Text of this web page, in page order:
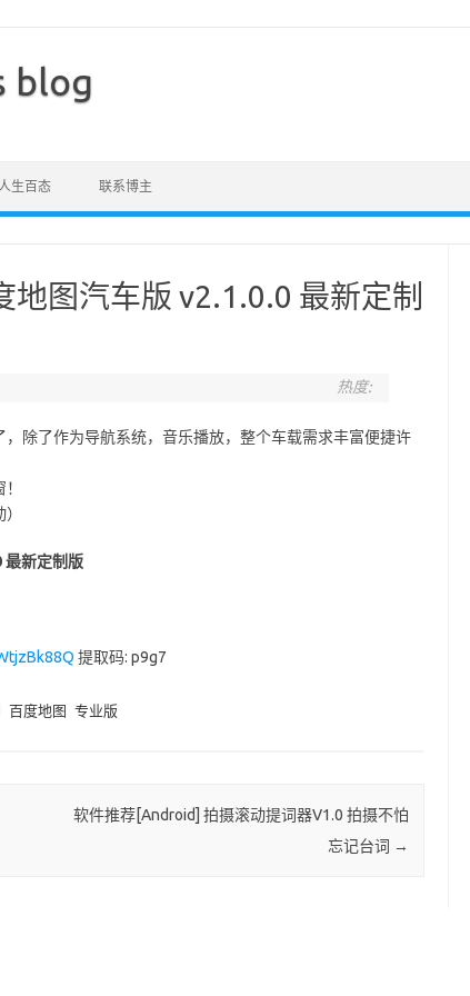
blog
生百态 联系博主
图汽车版 v2.1.0.0 最新定制
热度:
除了作为导航系统，音乐播放，整个车载需求丰富便捷许
新定制版
提取码: p9g7
百度地图 专业版
软件推荐[Android] 拍摄滚动提词器V1.0 拍摄不怕
忘记台词 →